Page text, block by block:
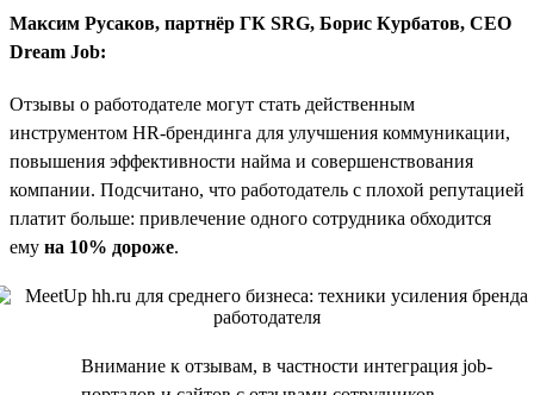
Максим Русаков, партнёр ГК SRG, Борис Курбатов, CEO
Dream Job:
Отзывы о работодателе могут стать действенным
инструментом HR-брендинга для улучшения коммуникации,
повышения эффективности найма и совершенствования
компании. Подсчитано, что работодатель с плохой репутацией
платит больше: привлечение одного сотрудника обходится
ему на 10% дороже.
Внимание к отзывам, в частности интеграция job-